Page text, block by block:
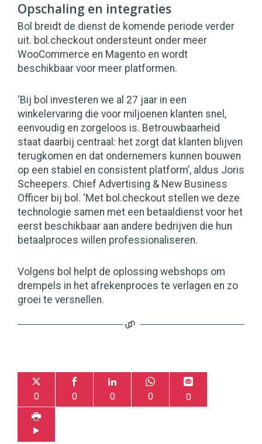
Opschaling en integraties
Bol breidt de dienst de komende periode verder
uit. bol.checkout ondersteunt onder meer
WooCommerce en Magento en wordt
beschikbaar voor meer platformen.
‘Bij bol investeren we al 27 jaar in een
winkelervaring die voor miljoenen klanten snel,
eenvoudig en zorgeloos is. Betrouwbaarheid
staat daarbij centraal: het zorgt dat klanten blijven
terugkomen en dat ondernemers kunnen bouwen
op een stabiel en consistent platform’, aldus Joris
Scheepers. Chief Advertising & New Business
Officer bij bol. ‘Met bol.checkout stellen we deze
technologie samen met een betaaldienst voor het
eerst beschikbaar aan andere bedrijven die hun
betaalproces willen professionaliseren.
Volgens bol helpt de oplossing webshops om
drempels in het afrekenproces te verlagen en zo
groei te versnellen.
0 0 0 0 0